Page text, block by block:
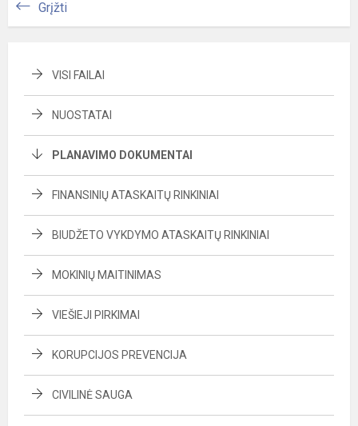
Grįžti
VISI FAILAI
NUOSTATAI
PLANAVIMO DOKUMENTAI
FINANSINIŲ ATASKAITŲ RINKINIAI
BIUDŽETO VYKDYMO ATASKAITŲ RINKINIAI
MOKINIŲ MAITINIMAS
VIEŠIEJI PIRKIMAI
KORUPCIJOS PREVENCIJA
CIVILINĖ SAUGA